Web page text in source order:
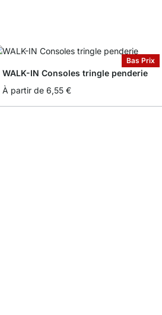
Bas Prix
WALK-IN Consoles tringle penderie
À partir de 6,55 €